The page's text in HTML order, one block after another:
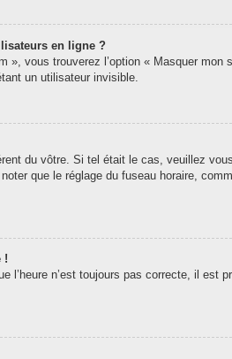
en ligne ?
», vous trouverez l’option « Masquer
un utilisateur invisible.
du vôtre. Si tel était le cas, veuillez
que le réglage du fuseau horaire,
!
l’heure n’est toujours pas correcte, il